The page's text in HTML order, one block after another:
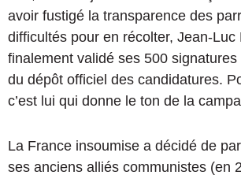
avoir fustigé la transparence des
difficultés pour en récolter, Jean-Luc
finalement validé ses 500
du dépôt officiel des candidatures.
c’est lui qui donne le ton de la
La France insoumise a décidé de
ses anciens alliés communistes (en